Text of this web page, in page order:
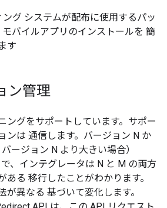
グ システムが配布に使用するパッ
バイルアプリのインストールを 簡
す
ン管理
ングをサポートしています。サポー
ンは 通信します。バージョン N か
ージョン N より大きい場合）
、インテグレータは N と M の両方
ある 移行したことがわかります。
が異なる 基づいて変化します。